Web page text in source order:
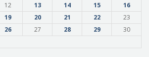
12 13 14 15
16
19 20 21 22
23
26 27 28 29
30